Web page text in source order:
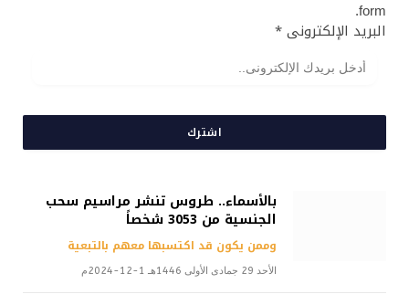
form.
البريد الإلكترونى*
اشترك
بالأسماء.. طروس تنشر مراسيم سحب
الجنسية من 3053 شخصاً
وممن يكون قد اكتسبها معهم بالتبعية
الأحد 29 جمادى الأولى 1446هـ 1-12-2024م